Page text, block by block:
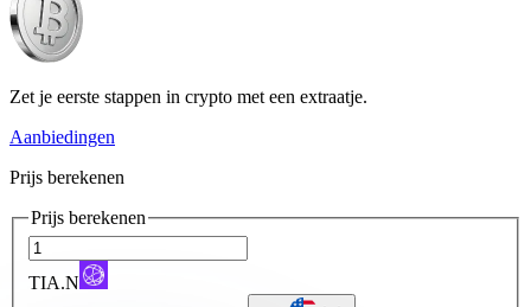
Zet je eerste stappen in crypto met een extraatje.
Aanbiedingen
Prijs berekenen
Prijs berekenen
TIA.N